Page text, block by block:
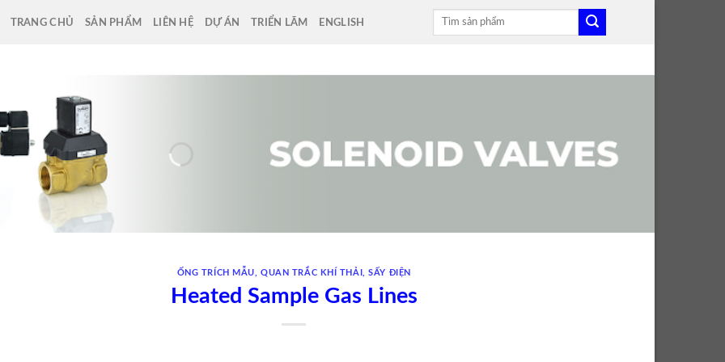
TRANG CHỦ SẢN PHẨM LIÊN HỆ DỰ ÁN TRIỂN LÃM ENGLISH
Tìm
ỐNG TRÍCH MẪU,QUAN TRẮC KHÍ THẢI,SẤY ĐIỆN
Heated Sample Gas Lines